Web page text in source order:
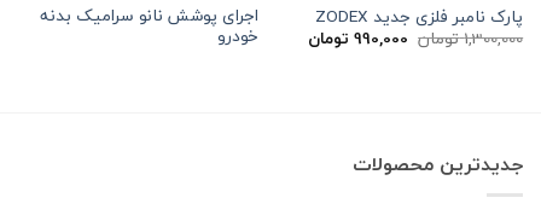
پارک نامبر فلزی جدید ZODEX
1,300,000تومان قیمت
اصلی
990,000 تومانقیمت
فعلی
اجرای پوشش نانو سرامیک بدنه
خودرو
جدیدترین محصولات